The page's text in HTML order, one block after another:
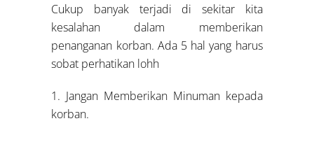
Cukup banyak terjadi di sekitar kita
kesalahan dalam memberikan
penanganan korban. Ada 5 hal yang harus
sobat perhatikan lohh
1. Jangan Memberikan Minuman kepada
korban.